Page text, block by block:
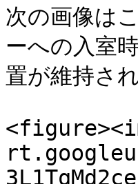
次の画像は
ーへの入室
置が維持さ